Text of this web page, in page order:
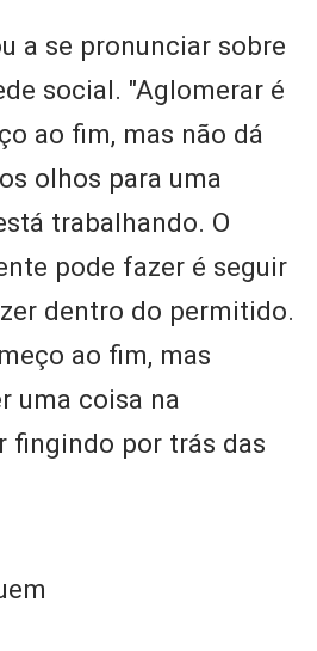
a se pronunciar sobre
social. "Aglomerar é
ao fim, mas não dá
olhos para uma
trabalhando. O
pode fazer é seguir
dentro do permitido.
ao fim, mas
uma coisa na
fingindo por trás das